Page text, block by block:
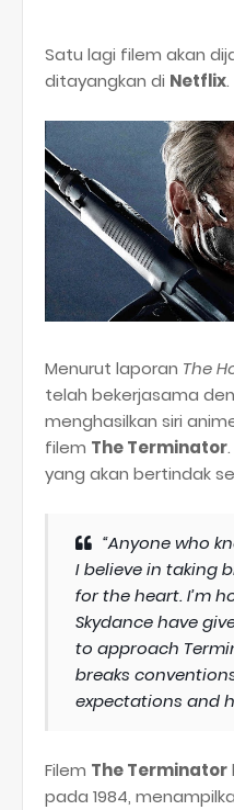
Satu lagi filem akan
ditayangkan di Netflix.
Menurut laporan The
telah bekerjasama
menghasilkan siri
filem The Terminator
yang akan bertindak
“Anyone who
I believe in taking
for the heart. I’m
Skydance have
to approach
breaks
expectations and
Filem The Terminator
pada 1984,